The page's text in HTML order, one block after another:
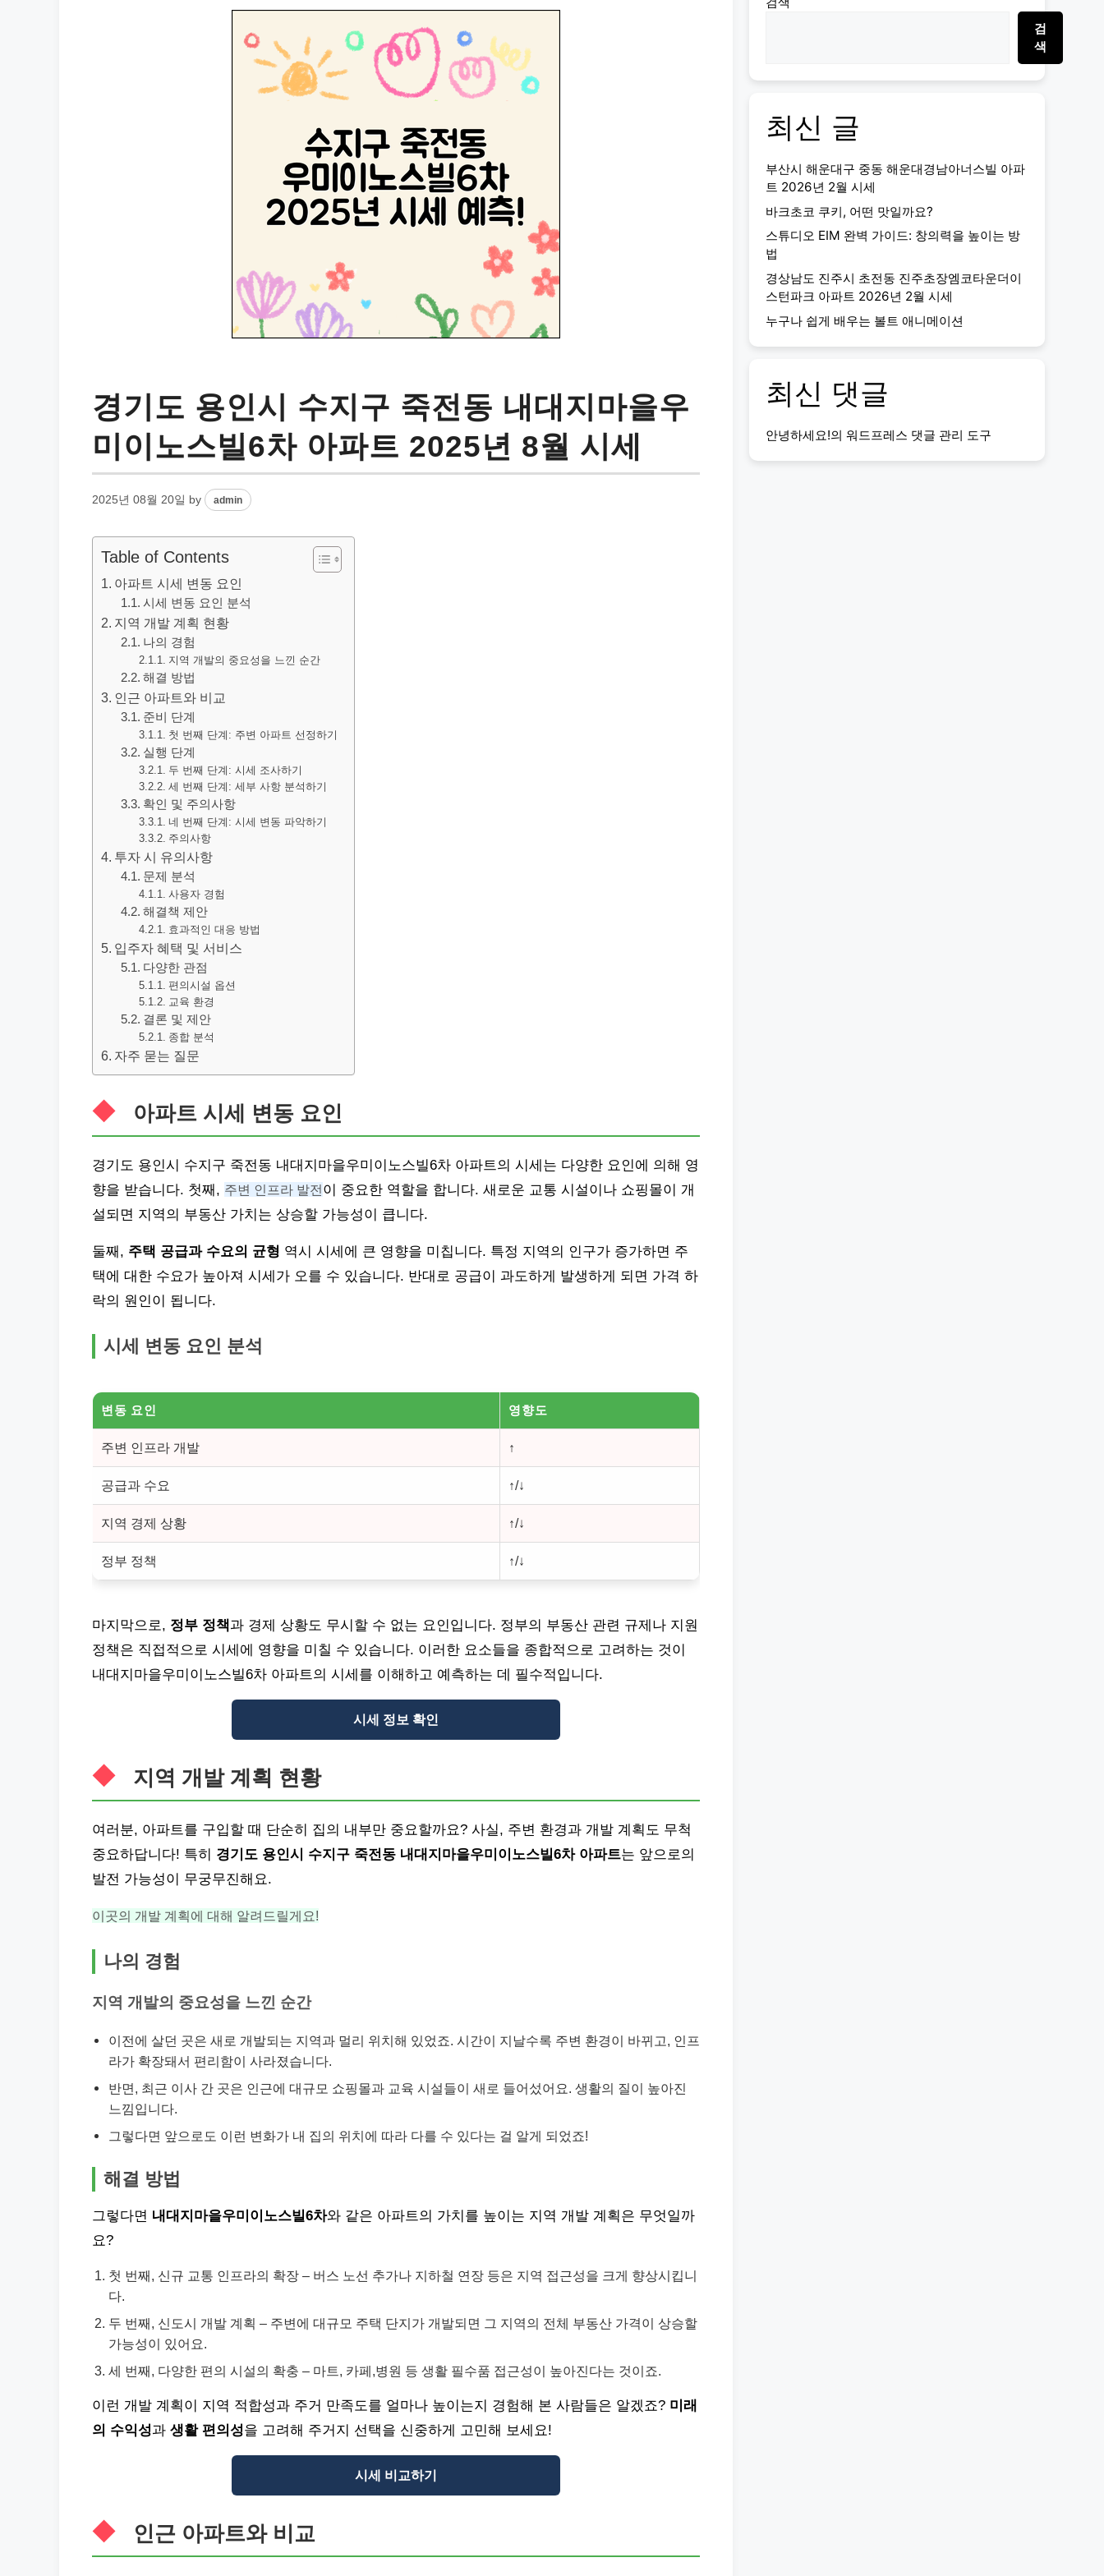
경기도 용인시 수지구 죽전동 내대지마을우
미이노스빌6차 아파트 2025년 8월 시세
2025년 08월 20일 by admin
Table of Contents
아파트 시세 변동 요인
시세 변동 요인 분석
지역 개발 계획 현황
나의 경험
지역 개발의 중요성을 느낀 순간
해결 방법
인근 아파트와 비교
준비 단계
첫 번째 단계: 주변 아파트 선정하기
실행 단계
두 번째 단계: 시세 조사하기
세 번째 단계: 세부 사항 분석하기
확인 및 주의사항
네 번째 단계: 시세 변동 파악하기
주의사항
투자 시 유의사항
문제 분석
사용자 경험
해결책 제안
효과적인 대응 방법
입주자 혜택 및 서비스
다양한 관점
편의시설 옵션
교육 환경
결론 및 제안
종합 분석
자주 묻는 질문
아파트 시세 변동 요인
경기도 용인시 수지구 죽전동 내대지마을우미이노스빌6차 아파트의 시세는 다양한 요인에 의해 영
향을 받습니다. 첫째, 주변 인프라 발전이 중요한 역할을 합니다. 새로운 교통 시설이나 쇼핑몰이 개
설되면 지역의 부동산 가치는 상승할 가능성이 큽니다.
둘째, 주택 공급과 수요의 균형 역시 시세에 큰 영향을 미칩니다. 특정 지역의 인구가 증가하면 주
택에 대한 수요가 높아져 시세가 오를 수 있습니다. 반대로 공급이 과도하게 발생하게 되면 가격 하
락의 원인이 됩니다.
시세 변동 요인 분석
변동 요인 영향도
주변 인프라 개발 ↑
공급과 수요 ↑/↓
지역 경제 상황 ↑/↓
정부 정책 ↑/↓
마지막으로, 정부 정책과 경제 상황도 무시할 수 없는 요인입니다. 정부의 부동산 관련 규제나 지원
정책은 직접적으로 시세에 영향을 미칠 수 있습니다. 이러한 요소들을 종합적으로 고려하는 것이
내대지마을우미이노스빌6차 아파트의 시세를 이해하고 예측하는 데 필수적입니다.
시세 정보 확인
지역 개발 계획 현황
여러분, 아파트를 구입할 때 단순히 집의 내부만 중요할까요? 사실, 주변 환경과 개발 계획도 무척
중요하답니다! 특히 경기도 용인시 수지구 죽전동 내대지마을우미이노스빌6차 아파트는 앞으로의
발전 가능성이 무궁무진해요.
이곳의 개발 계획에 대해 알려드릴게요!
나의 경험
지역 개발의 중요성을 느낀 순간
이전에 살던 곳은 새로 개발되는 지역과 멀리 위치해 있었죠. 시간이 지날수록 주변 환경이 바뀌고, 인프
라가 확장돼서 편리함이 사라졌습니다.
반면, 최근 이사 간 곳은 인근에 대규모 쇼핑몰과 교육 시설들이 새로 들어섰어요. 생활의 질이 높아진
느낌입니다.
그렇다면 앞으로도 이런 변화가 내 집의 위치에 따라 다를 수 있다는 걸 알게 되었죠!
해결 방법
그렇다면 내대지마을우미이노스빌6차와 같은 아파트의 가치를 높이는 지역 개발 계획은 무엇일까
요?
첫 번째, 신규 교통 인프라의 확장 – 버스 노선 추가나 지하철 연장 등은 지역 접근성을 크게 향상시킵니
다.
두 번째, 신도시 개발 계획 – 주변에 대규모 주택 단지가 개발되면 그 지역의 전체 부동산 가격이 상승할
가능성이 있어요.
세 번째, 다양한 편의 시설의 확충 – 마트, 카페,병원 등 생활 필수품 접근성이 높아진다는 것이죠.
이런 개발 계획이 지역 적합성과 주거 만족도를 얼마나 높이는지 경험해 본 사람들은 알겠죠? 미래
의 수익성과 생활 편의성을 고려해 주거지 선택을 신중하게 고민해 보세요!
시세 비교하기
인근 아파트와 비교
검
색
최신 글
부산시 해운대구 중동 해운대경남아너스빌 아파
트 2026년 2월 시세
바크초코 쿠키, 어떤 맛일까요?
스튜디오 EIM 완벽 가이드: 창의력을 높이는 방
법
경상남도 진주시 초전동 진주초장엠코타운더이
스턴파크 아파트 2026년 2월 시세
누구나 쉽게 배우는 볼트 애니메이션
최신 댓글
안녕하세요!의 워드프레스 댓글 관리 도구